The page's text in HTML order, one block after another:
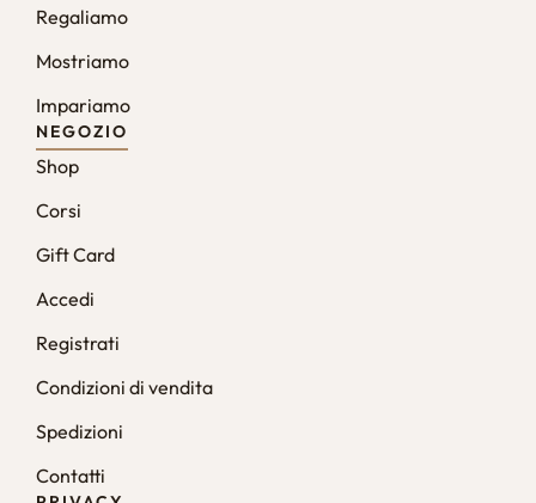
Regaliamo
Mostriamo
Impariamo
NEGOZIO
Shop
Corsi
Gift Card
Accedi
Registrati
Condizioni di vendita
Spedizioni
Contatti